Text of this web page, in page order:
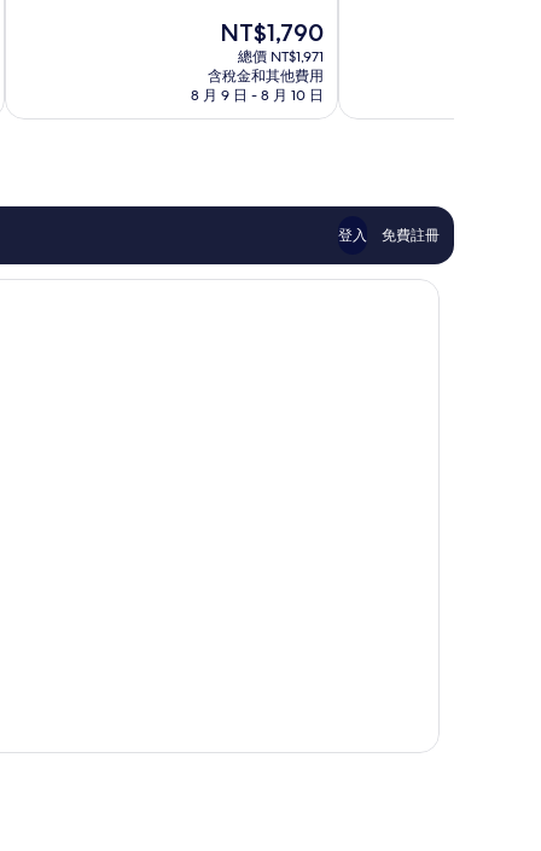
讚，
論
現
價
格
為
NT$1,790
總價 NT$1,971
含稅金和其他費用
8 月 9 日 - 8 月 10 日
115
登入 免費註冊